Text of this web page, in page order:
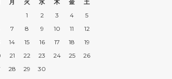
月 火 水 木 金
土
1
2 3 4
5
7 8 9 10 11
12
14 15 16 17 18
19
21 22 23 24 25
26
28 29 30